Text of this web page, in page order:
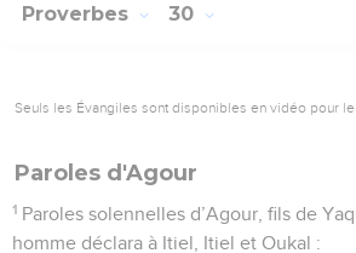
Proverbes 30
Seuls les Évangiles sont disponibles en vidéo pour le
Paroles d'Agour
1 Paroles solennelles d’Agour, fils de
homme déclara à Itiel, Itiel et Oukal :